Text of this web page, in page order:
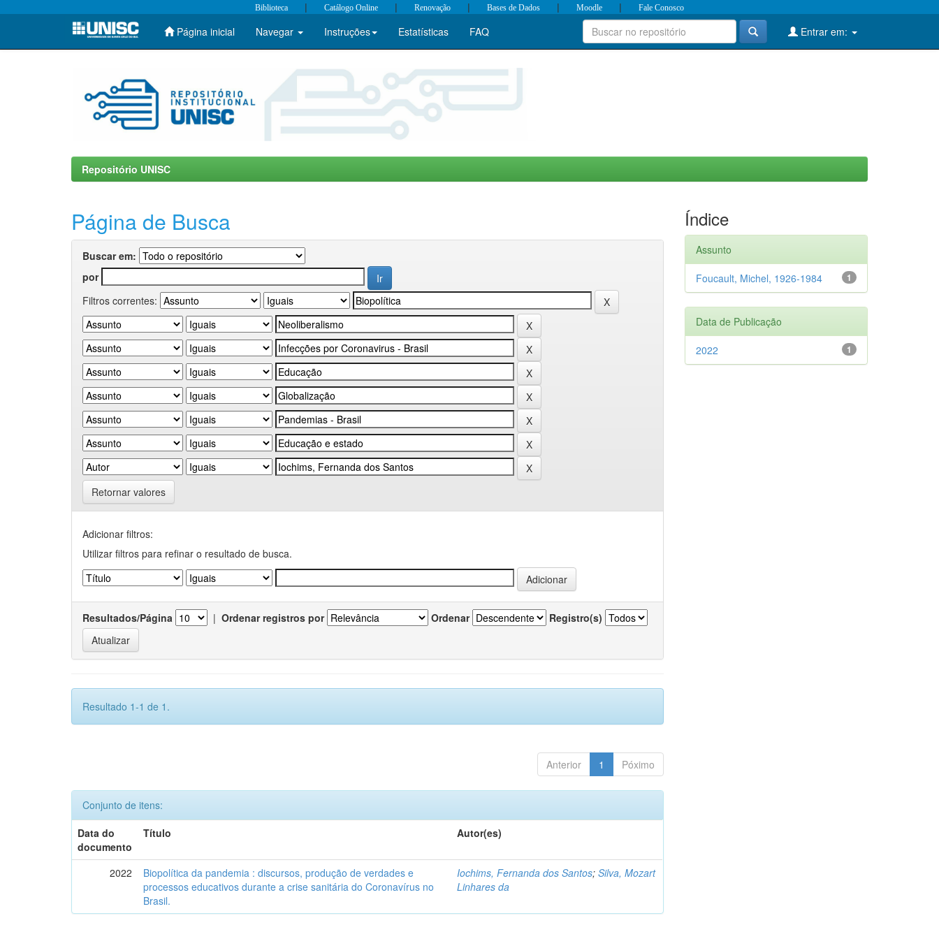
Skip
Biblioteca | Catálogo Online | Renovação | Bases de Dados | Moodle | Fale Conosco
Página inicial Navegar Instruções Estatísticas FAQ Entrar em:
Repositório UNISC
Página de Busca
Buscar em:
por
Filtros correntes:
Retornar valores
Adicionar filtros:
Utilizar filtros para refinar o resultado de busca.
Resultados/Página | Ordenar registros por Ordenar Registro(s)
Resultado 1-1 de 1.
Anterior 1 Póximo
Conjunto de itens:
Data do
documento
Título Autor(es)
2022
Biopolítica da pandemia : discursos, produção de verdades e
processos educativos durante a crise sanitária do Coronavírus no
Brasil.
Iochims, Fernanda dos Santos;Silva, Mozart
Linhares da
Índice
Assunto
1
Foucault, Michel, 1926-1984
Data de Publicação
1
2022